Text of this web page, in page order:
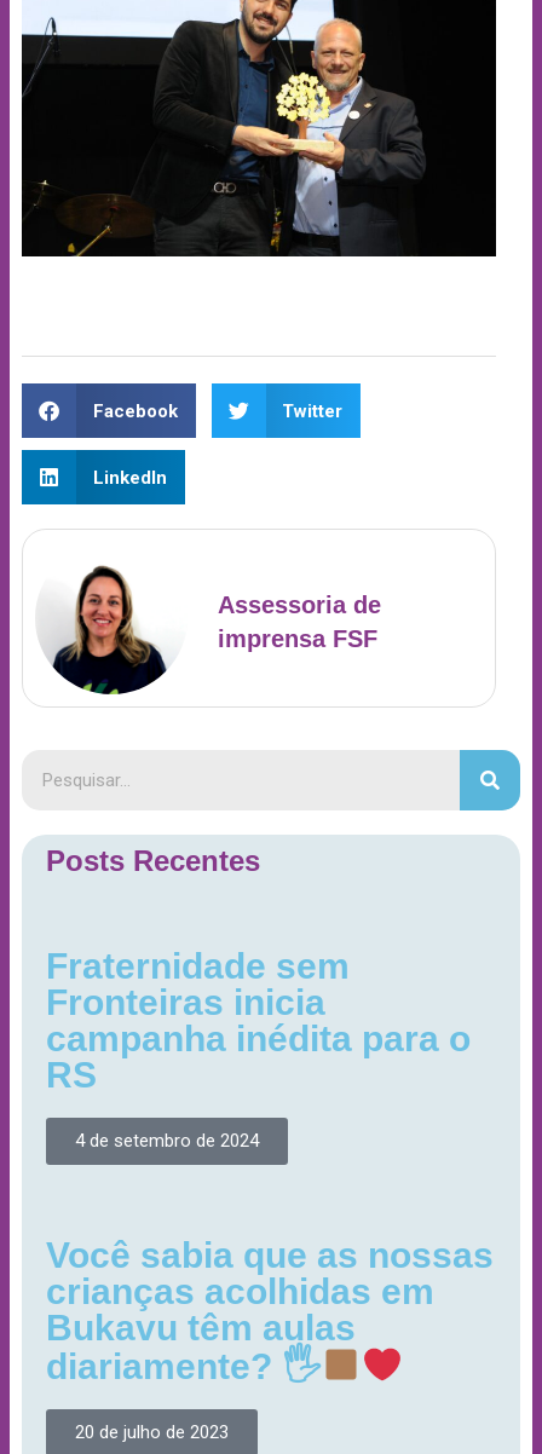
Facebook Twitter
LinkedIn
Assessoria de
imprensa FSF
Posts Recentes
Fraternidade sem
Fronteiras inicia
campanha inédita para o
RS
4 de setembro de 2024
Você sabia que as nossas
crianças acolhidas em
Bukavu têm aulas
diariamente? 🖐
20 de julho de 2023